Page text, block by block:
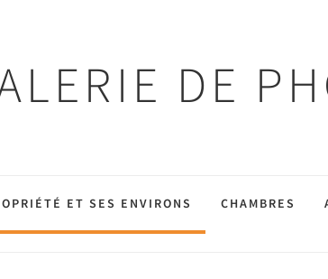
DE
ET SES ENVIRONS CHAMBRES